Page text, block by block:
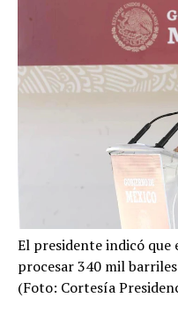
El presidente indicó
procesar 340 mil
(Foto: Cortesía